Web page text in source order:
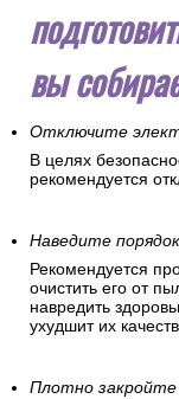
вы
Отключите
В целях
рекомендуется
Наведите
Рекомендуется
очистить его от
навредить
ухудшит их
Плотно закройте